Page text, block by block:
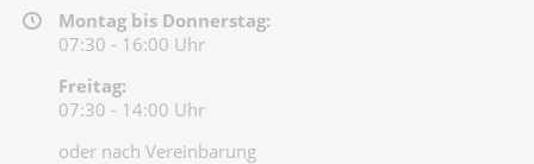
Montag bis Donnerstag:
07:30 - 16:00 Uhr
Freitag:
07:30 - 14:00 Uhr
oder nach Vereinbarung